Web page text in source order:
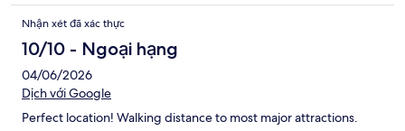
Nhận xét đã xác thực
10/10 - Ngoại hạng
04/06/2026
Dịch với Google
Perfect location! Walking distance to most major attractions.